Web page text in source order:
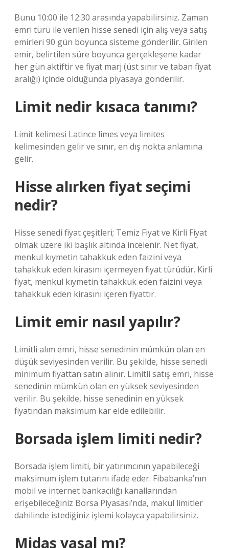
Bunu 10:00 ile 12:30 arasında yapabilirsiniz. Zaman
emri türü ile verilen hisse senedi için alış veya satış
emirleri 90 gün boyunca sisteme gönderilir. Girilen
emir, belirtilen süre boyunca gerçekleşene kadar
her gün aktiftir ve fiyat marj (üst sınır ve taban fiyat
aralığı) içinde olduğunda piyasaya gönderilir.
Limit nedir kısaca tanımı?
Limit kelimesi Latince limes veya limites
kelimesinden gelir ve sınır, en dış nokta anlamına
gelir.
Hisse alırken fiyat seçimi
nedir?
Hisse senedi fiyat çeşitleri; Temiz Fiyat ve Kirli Fiyat
olmak üzere iki başlık altında incelenir. Net fiyat,
menkul kıymetin tahakkuk eden faizini veya
tahakkuk eden kirasını içermeyen fiyat türüdür. Kirli
fiyat, menkul kıymetin tahakkuk eden faizini veya
tahakkuk eden kirasını içeren fiyattır.
Limit emir nasıl yapılır?
Limitli alım emri, hisse senedinin mümkün olan en
düşük seviyesinden verilir. Bu şekilde, hisse senedi
minimum fiyattan satın alınır. Limitli satış emri, hisse
senedinin mümkün olan en yüksek seviyesinden
verilir. Bu şekilde, hisse senedinin en yüksek
fiyatından maksimum kar elde edilebilir.
Borsada işlem limiti nedir?
Borsada işlem limiti, bir yatırımcının yapabileceği
maksimum işlem tutarını ifade eder. Fibabanka’nın
mobil ve internet bankacılığı kanallarından
erişebileceğiniz Borsa Piyasası’nda, makul limitler
dahilinde istediğiniz işlemi kolayca yapabilirsiniz.
Midas yasal mı?